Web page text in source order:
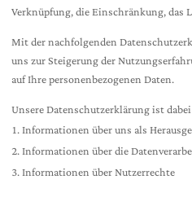
Verknüpfung, die Einschränkung, das
Mit der nachfolgenden
uns zur Steigerung der
auf Ihre personenbezogenen Daten.
Unsere Datenschutzerklärung ist
Informationen über uns als
Informationen über die
Informationen über Nutzerrechte